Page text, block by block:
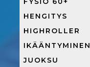
HENGITYS
HIGHROLLER
IKÄÄNTYMINEN
JUOKSU